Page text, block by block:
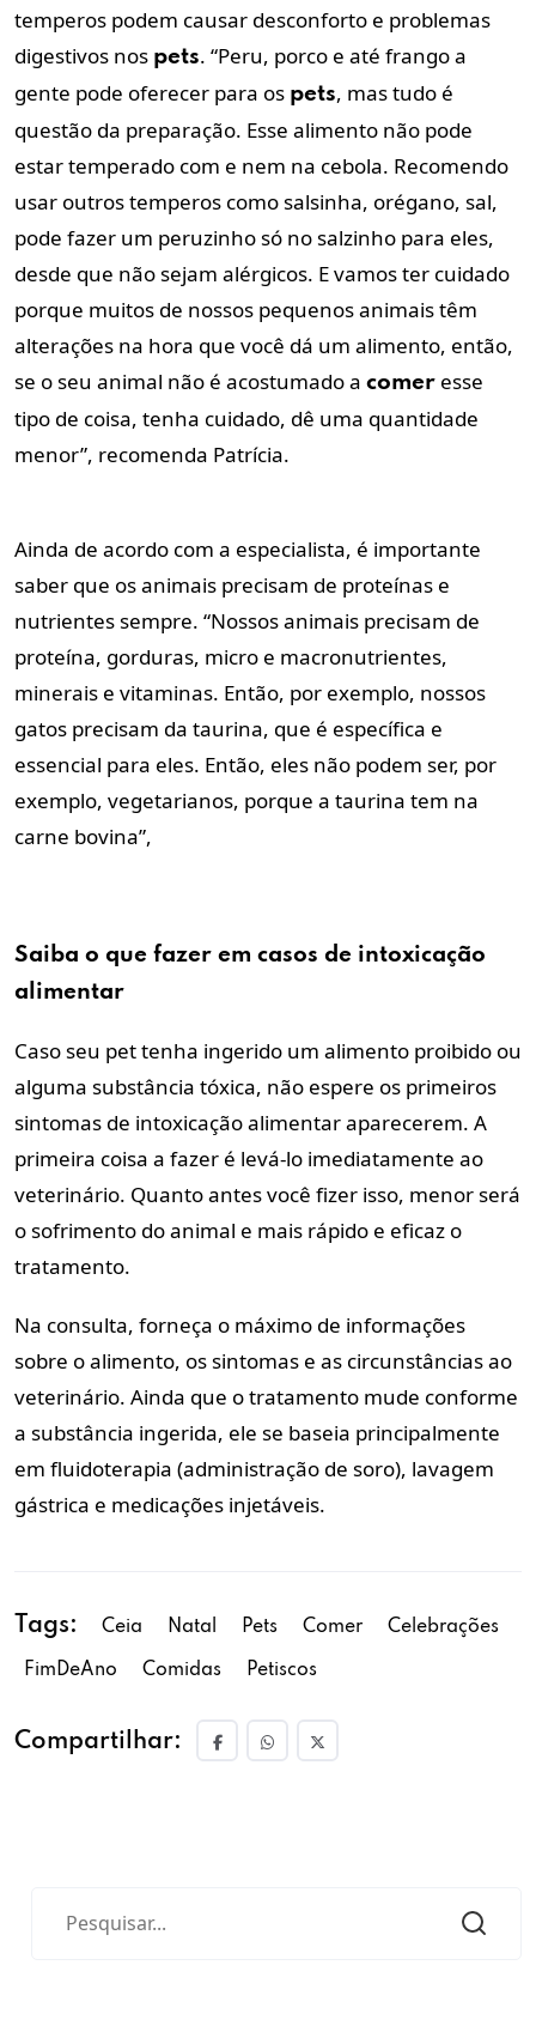
temperos podem causar desconforto e problemas
digestivos nos pets. “Peru, porco e até frango a
gente pode oferecer para os pets, mas tudo é
questão da preparação. Esse alimento não pode
estar temperado com e nem na cebola. Recomendo
usar outros temperos como salsinha, orégano, sal,
pode fazer um peruzinho só no salzinho para eles,
desde que não sejam alérgicos. E vamos ter cuidado
porque muitos de nossos pequenos animais têm
alterações na hora que você dá um alimento, então,
se o seu animal não é acostumado a comer esse
tipo de coisa, tenha cuidado, dê uma quantidade
menor”, recomenda Patrícia.
Ainda de acordo com a especialista, é importante
saber que os animais precisam de proteínas e
nutrientes sempre. “Nossos animais precisam de
proteína, gorduras, micro e macronutrientes,
minerais e vitaminas. Então, por exemplo, nossos
gatos precisam da taurina, que é específica e
essencial para eles. Então, eles não podem ser, por
exemplo, vegetarianos, porque a taurina tem na
carne bovina”,
Saiba o que fazer em casos de intoxicação
alimentar
Caso seu pet tenha ingerido um alimento proibido ou
alguma substância tóxica, não espere os primeiros
sintomas de intoxicação alimentar aparecerem. A
primeira coisa a fazer é levá-lo imediatamente ao
veterinário. Quanto antes você fizer isso, menor será
o sofrimento do animal e mais rápido e eficaz o
tratamento.
Na consulta, forneça o máximo de informações
sobre o alimento, os sintomas e as circunstâncias ao
veterinário. Ainda que o tratamento mude conforme
a substância ingerida, ele se baseia principalmente
em fluidoterapia (administração de soro), lavagem
gástrica e medicações injetáveis.
Tags: Ceia Natal Pets Comer Celebrações
FimDeAno Comidas Petiscos
Compartilhar: